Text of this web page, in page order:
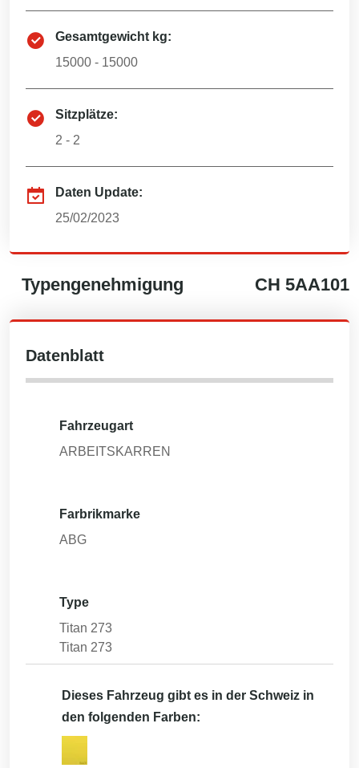
Gesamtgewicht kg:
15000 - 15000
Sitzplätze:
2 - 2
Daten Update:
25/02/2023
Typengenehmigung CH 5AA101
Datenblatt
Fahrzeugart
ARBEITSKARREN
Farbrikmarke
ABG
Type
Titan 273
Titan 273
Dieses Fahrzeug gibt es in der Schweiz in
den folgenden Farben: